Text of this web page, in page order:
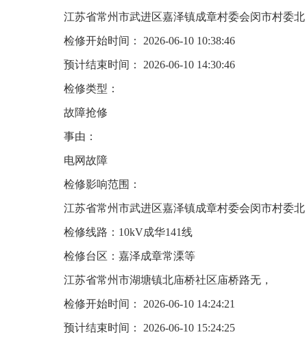
江苏省常州市武进区嘉泽镇成章村委会闵市村委
检修开始时间： 2026-06-10 10:38:46
预计结束时间： 2026-06-10 14:30:46
检修类型：
故障抢修
事由：
电网故障
检修影响范围：
江苏省常州市武进区嘉泽镇成章村委会闵市村委
检修线路：10kV成华141线
检修台区：嘉泽成章常溧等
江苏省常州市湖塘镇北庙桥社区庙桥路无，
检修开始时间： 2026-06-10 14:24:21
预计结束时间： 2026-06-10 15:24:25